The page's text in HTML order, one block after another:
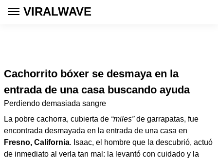
VIRALWAVE
Cachorrito bóxer se desmaya en la
entrada de una casa buscando ayuda
Perdiendo demasiada sangre
La pobre cachorra, cubierta de “miles”de garrapatas, fue
encontrada desmayada en la entrada de una casa en
Fresno, California. Isaac, el hombre que la descubrió, actuó
de inmediato al verla tan mal: la levantó con cuidado y la